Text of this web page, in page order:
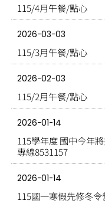
115/4月午餐/點心
2026-03-03
115/3月午餐/點心
2026-02-03
115/2月午餐/點心
2026-01-14
115學年度 國中今年
專線8531157
2026-01-14
115國一寒假先修冬